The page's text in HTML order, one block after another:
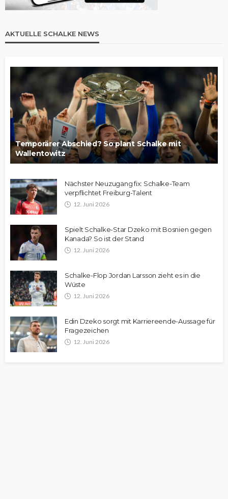
AKTUELLE SCHALKE NEWS
Temporärer Abschied? So plant Schalke mit
Wallentowitz
Nächster Neuzugang fix: Schalke-Team
verpflichtet Freiburg-Talent
12. Juni 2026
Spielt Schalke-Star Dzeko mit Bosnien gegen
Kanada? So ist der Stand
12. Juni 2026
Schalke-Flop Jordan Larsson zieht es in die
Wüste
12. Juni 2026
Edin Dzeko sorgt mit Karriereende-Aussage für
Fragezeichen
12. Juni 2026